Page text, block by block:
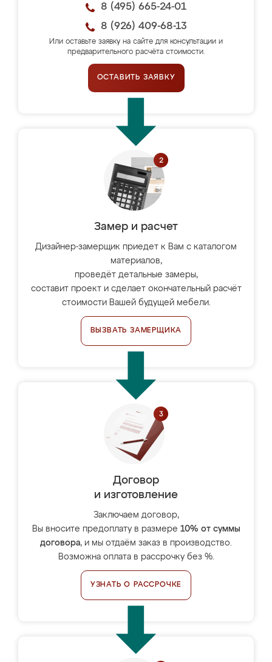
8 (495) 665-24-01
8 (926) 409-68-13
Или оставьте заявку на сайте для консультации и
предварительного расчёта стоимости.
ОСТАВИТЬ ЗАЯВКУ
Замер и расчет
Дизайнер-замерщик приедет к Вам с каталогом
материалов,
проведёт детальные замеры,
составит проект и сделает окончательный расчёт
стоимости Вашей будущей мебели.
ВЫЗВАТЬ ЗАМЕРЩИКА
Договор
и изготовление
Заключаем договор,
Вы вносите предоплату в размере 10% от суммы
договора, и мы отдаём заказ в производство.
Возможна оплата в рассрочку без %.
УЗНАТЬ О РАССРОЧКЕ